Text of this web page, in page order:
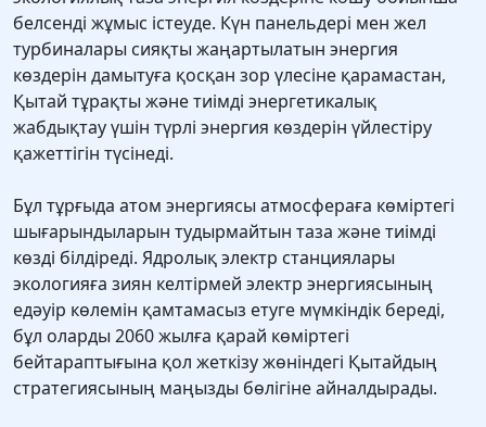
белсенді жұмыс істеуде. Күн панельдері мен жел
турбиналары сияқты жаңартылатын энергия
көздерін дамытуға қосқан зор үлесіне қарамастан,
Қытай тұрақты және тиімді энергетикалық
жабдықтау үшін түрлі энергия көздерін үйлестіру
қажеттігін түсінеді.
Бұл тұрғыда атом энергиясы атмосфераға көміртегі
шығарындыларын тудырмайтын таза және тиімді
көзді білдіреді. Ядролық электр станциялары
экологияға зиян келтірмей электр энергиясының
едәуір көлемін қамтамасыз етуге мүмкіндік береді,
бұл оларды 2060 жылға қарай көміртегі
бейтараптығына қол жеткізу жөніндегі Қытайдың
стратегиясының маңызды бөлігіне айналдырады.